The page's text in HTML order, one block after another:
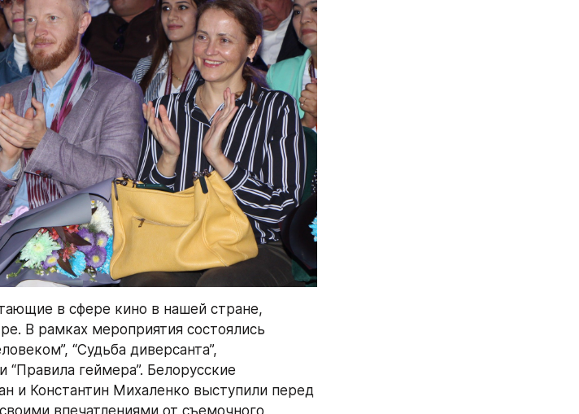
в сфере кино в нашей стране,
В рамках мероприятия состоялись
“Судьба диверсанта”,
геймера”. Белорусские
и Константин Михаленко выступили перед
впечатлениями от съемочного